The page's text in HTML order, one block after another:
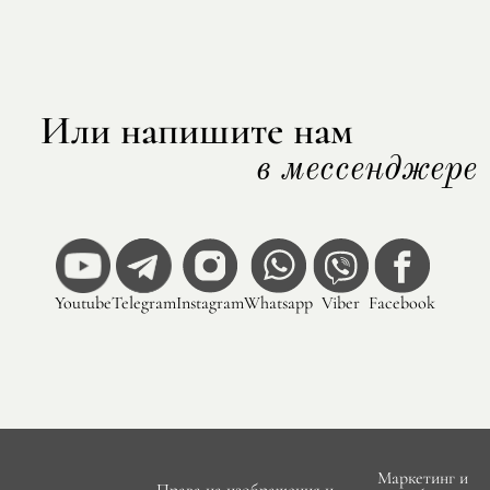
Или напишите нам
в мессенджере
YoutubeTelegramInstagramWhatsapp Viber Facebook
Маркетинг и